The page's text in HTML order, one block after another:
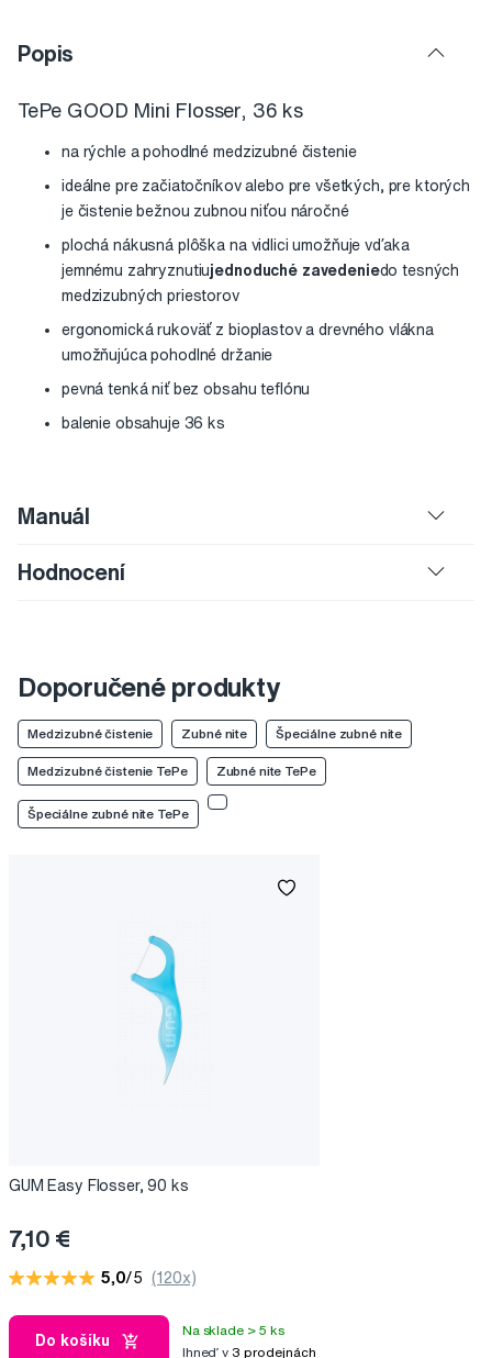
Popis
TePe GOOD Mini Flosser, 36 ks
na rýchle a pohodlné medzizubné čistenie
ideálne pre začiatočníkov alebo pre všetkých, pre ktorých
je čistenie bežnou zubnou niťou náročné
plochá nákusná plôška na vidlici umožňuje vďaka
jemnému zahryznutiujednoduché zavedeniedo tesných
medzizubných priestorov
ergonomická rukoväť z bioplastov a drevného vlákna
umožňujúca pohodlné držanie
pevná tenká niť bez obsahu teflónu
balenie obsahuje 36 ks
Manuál
Hodnocení
Doporučené produkty
Medzizubné čistenie Zubné nite Špeciálne zubné nite
Medzizubné čistenie TePe Zubné nite TePe
Špeciálne zubné nite TePe
GUM Easy Flosser, 90 ks
7,10 €
5,0/5 (120x)
Do košíku
Na sklade > 5 ks
Ihneď v 3 prodejnách